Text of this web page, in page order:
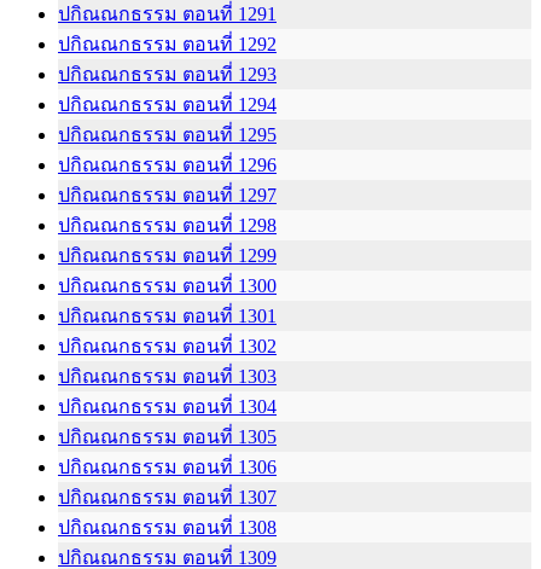
ปกิณณกธรรม ตอนที่ 1291
ปกิณณกธรรม ตอนที่ 1292
ปกิณณกธรรม ตอนที่ 1293
ปกิณณกธรรม ตอนที่ 1294
ปกิณณกธรรม ตอนที่ 1295
ปกิณณกธรรม ตอนที่ 1296
ปกิณณกธรรม ตอนที่ 1297
ปกิณณกธรรม ตอนที่ 1298
ปกิณณกธรรม ตอนที่ 1299
ปกิณณกธรรม ตอนที่ 1300
ปกิณณกธรรม ตอนที่ 1301
ปกิณณกธรรม ตอนที่ 1302
ปกิณณกธรรม ตอนที่ 1303
ปกิณณกธรรม ตอนที่ 1304
ปกิณณกธรรม ตอนที่ 1305
ปกิณณกธรรม ตอนที่ 1306
ปกิณณกธรรม ตอนที่ 1307
ปกิณณกธรรม ตอนที่ 1308
ปกิณณกธรรม ตอนที่ 1309